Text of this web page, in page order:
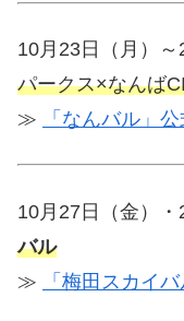
10月23日（月）～
パークス×なんば
≫
「なんバル」
10月27日（金）・
バル
≫
「梅田スカイ